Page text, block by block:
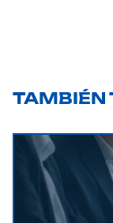
TAMBIÉN